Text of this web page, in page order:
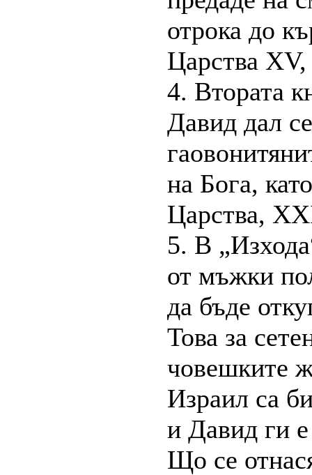
отрока до
Царства
4. Втората
Давид дал
на Бога,
Царства,
5. В
от мъжки
да бъде
Това за
човешките
Израил са
и Давид ги е
Що се